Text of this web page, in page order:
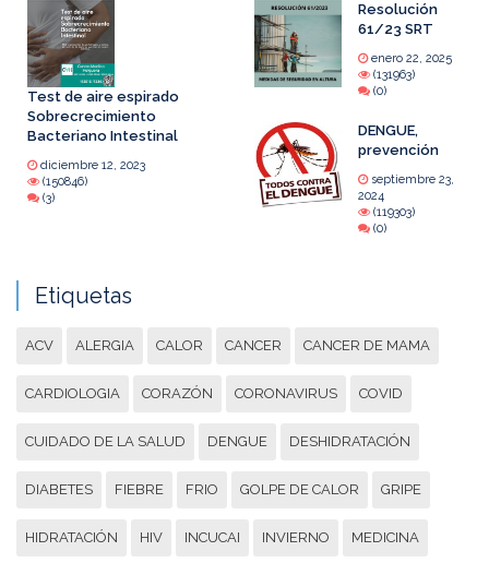
Test de aire espirado
Sobrecrecimiento
Bacteriano Intestinal
diciembre 12, 2023
(150846)
(3)
Resolución
61/23 SRT
enero 22, 2025
(131963)
(0)
DENGUE,
prevención
septiembre 23,
2024
(119303)
(0)
Etiquetas
ACV ALERGIA CALOR CANCER CANCER DE MAMA
CARDIOLOGIA CORAZÓN CORONAVIRUS COVID
CUIDADO DE LA SALUD DENGUE DESHIDRATACIÓN
DIABETES FIEBRE FRIO GOLPE DE CALOR GRIPE
HIDRATACIÓN HIV INCUCAI INVIERNO MEDICINA